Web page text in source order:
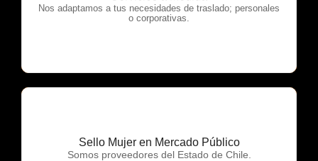
Nos adaptamos a tus necesidades de traslado; personales
o corporativas.
OTP Servicios
Sello Mujer en Mercado Público
Somos proveedores del Estado de Chile.
OTP Servicios